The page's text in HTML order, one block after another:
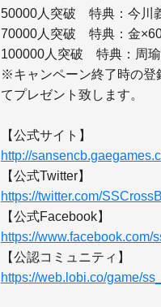
50000人突破　特典：今川
70000人突破　特典：金
100000人突破　特典：周
※キャンペーン終了時の登
てプレゼント致します。
http://
https://twitter.com/
https://www.facebook.com/
https://web.lobi.co/game/